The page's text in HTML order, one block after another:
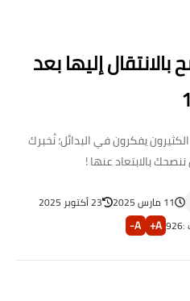
إليها بعد
رسميًا وبات الكثيرون يفكرون في البدائل؛ نُخبرك
11 مارس 2025
23 أكتوبر 2025
:
926
A+
A-